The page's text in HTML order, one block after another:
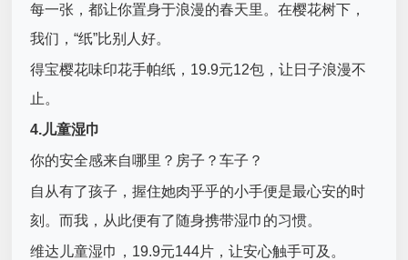
每一张，都让你置身于浪漫的春天里。在樱花树下，
我们，“纸”比别人好。
得宝樱花味印花手帕纸，19.9元12包，让日子浪漫不
止。
4.儿童湿巾
你的安全感来自哪里？房子？车子？
自从有了孩子，握住她肉乎乎的小手便是最心安的时
刻。而我，从此便有了随身携带湿巾的习惯。
维达儿童湿巾，19.9元144片，让安心触手可及。